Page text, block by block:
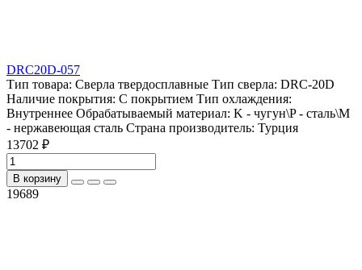
DRC20D-057
Тип товара: Сверла твердосплавные Тип сверла: DRC-20D
Наличие покрытия: С покрытием Тип охлаждения:
Внутреннее Обрабатываемый материал: K - чугун\P - сталь\М
- нержавеющая сталь Страна производитель: Турция
13702 ₽
В корзину
19689